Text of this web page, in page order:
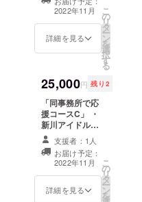
のデビューイベ
ントの一般入場
整理券 1名分 ※
メールにて整理
番号をお伝えい
ビューイベント
の模様を収めた
パンフレット
（全支援者共
通） A4サイズ、
支援者様のお名
前を掲載（会社
名、個人名、
ニックネームで
も可能） ※備考
欄に掲載するお
名前をご記入く
ださい。会社名
の場合はロゴ掲
・メンバーから
2022年11月
詳細を見る
こ
の
リ
タ
ー
ン
を
選
択
す
る
25,000円 残り2
「同事務所で応
援コースC」 ・
新川アイドルプ
ロジェクトのメ
ンバーおよび同
事務所の富山PR
ガール（仮）、
富山PRキッズ
（仮）のメン
支援者：1人
お届け予定：
2022年11月
詳細を見る
こ
の
リ
タ
ー
ン
を